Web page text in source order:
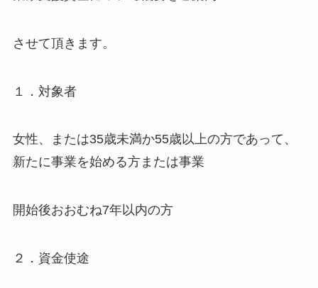
させて頂きます。
１．対象者
女性、または35歳未満か55歳以上の方であって、
新たに事業を始める方または事業
開始後おおむね7年以内の方
２．資金使途